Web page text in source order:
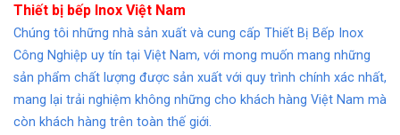
Thiết bị bếp Inox Việt Nam
Chúng tôi những nhà sản xuất và cung cấp Thiết Bị Bếp Inox
Công Nghiệp uy tín tại Việt Nam, với mong muốn mang những
sản phẩm chất lượng được sản xuất với quy trình chính xác nhất,
mang lại trải nghiệm không những cho khách hàng Việt Nam mà
còn khách hàng trên toàn thế giới.